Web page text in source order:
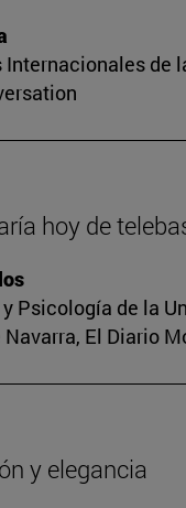
de
hoy de
Psicología de la
El Diario
y elegancia